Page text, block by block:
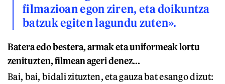
filmazioan egon ziren, eta doikuntza
batzuk egiten lagundu zuten».
Batera edo bestera, armak eta uniformeak lortu
zenituzten, filmean ageri denez...
Bai, bai, bidali zituzten, eta gauza bat esango dizut: